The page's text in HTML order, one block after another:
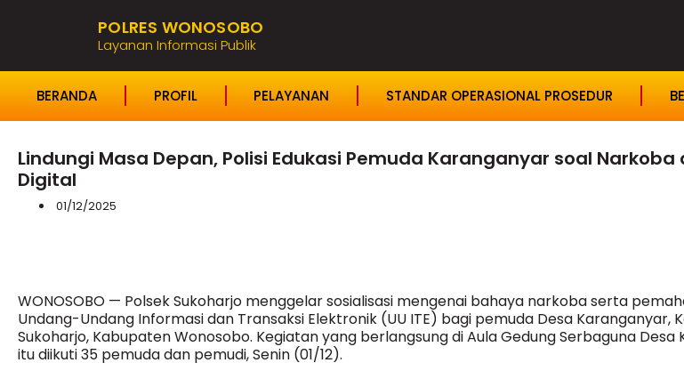
POLRES WONOSOBO
Layanan Informasi Publik
BERANDA PROFIL PELAYANAN STANDAR OPERASIONAL PROSEDUR
Lindungi Masa Depan, Polisi Edukasi Pemuda Karanganyar soal Narkoba
Digital
01/12/2025
WONOSOBO — Polsek Sukoharjo menggelar sosialisasi mengenai bahaya narkoba serta
Undang-Undang Informasi dan Transaksi Elektronik (UU ITE) bagi pemuda Desa Karanganyar,
Sukoharjo, Kabupaten Wonosobo. Kegiatan yang berlangsung di Aula Gedung Serbaguna Desa
itu diikuti 35 pemuda dan pemudi, Senin (01/12).